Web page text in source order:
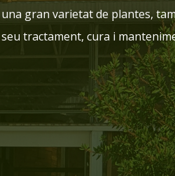
una gran varietat de plantes,
seu tractament, cura i